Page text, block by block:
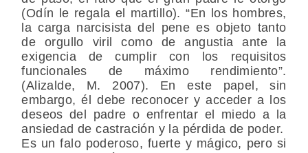
(Odín le regala el martillo). “En los hombres,
la carga narcisista del pene es objeto tanto
de orgullo viril como de angustia ante la
exigencia de cumplir con los requisitos
funcionales de máximo rendimiento”.
(Alizalde, M. 2007). En este papel, sin
embargo, él debe reconocer y acceder a los
deseos del padre o enfrentar el miedo a la
ansiedad de castración y la pérdida de poder.
Es un falo poderoso, fuerte y mágico, pero si